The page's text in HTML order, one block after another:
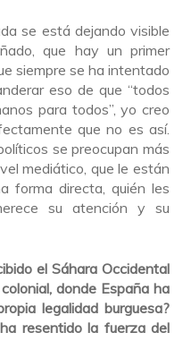
se está dejando visible
que hay un primer
siempre se ha intentado
eso de que “todos
para todos”, yo creo
que no es así.
se preocupan más
mediático, que le están
forma directa, quién les
su atención y su
el Sáhara Occidental
donde España ha
legalidad burguesa?
resentido la fuerza del